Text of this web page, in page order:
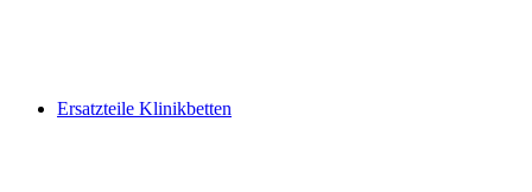
Ersatzteile Klinikbetten